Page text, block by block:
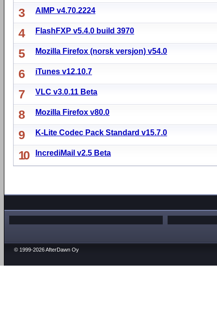
3 AIMP v4.70.2224
4 FlashFXP v5.4.0 build 3970
5 Mozilla Firefox (norsk versjon) v54.0
6 iTunes v12.10.7
7 VLC v3.0.11 Beta
8 Mozilla Firefox v80.0
9 K-Lite Codec Pack Standard v15.7.0
10 IncrediMail v2.5 Beta
© 1999-2026 AfterDawn Oy